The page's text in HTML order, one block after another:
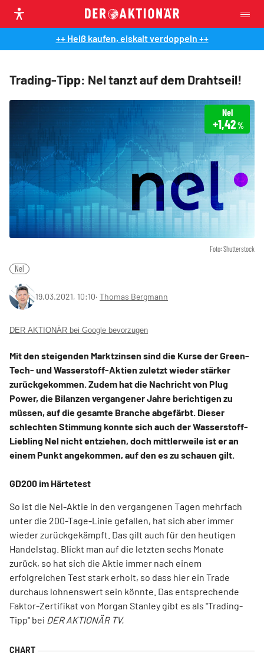
++ Heiß kaufen, eiskalt verdoppeln ++
Trading-Tipp: Nel tanzt auf dem Drahtseil!
Foto: Shutterstock
Nel
+1,42%
Nel
19.03.2021, 10:10‧ Thomas Bergmann
DER AKTIONÄR bei Google bevorzugen
Mit den steigenden Marktzinsen sind die Kurse der Green-
Tech- und Wasserstoff-Aktien zuletzt wieder stärker
zurückgekommen. Zudem hat die Nachricht von Plug
Power, die Bilanzen vergangener Jahre berichtigen zu
müssen, auf die gesamte Branche abgefärbt. Dieser
schlechten Stimmung konnte sich auch der Wasserstoff-
Liebling Nel nicht entziehen, doch mittlerweile ist er an
einem Punkt angekommen, auf den es zu schauen gilt.
GD200 im Härtetest
So ist die Nel-Aktie in den vergangenen Tagen mehrfach
unter die 200-Tage-Linie gefallen, hat sich aber immer
wieder zurückgekämpft. Das gilt auch für den heutigen
Handelstag. Blickt man auf die letzten sechs Monate
zurück, so hat sich die Aktie immer nach einem
erfolgreichen Test stark erholt, so dass hier ein Trade
durchaus lohnenswert sein könnte. Das entsprechende
Faktor-Zertifikat von Morgan Stanley gibt es als "Trading-
Tipp" bei DER AKTIONÄR TV.